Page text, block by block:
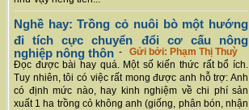
Nghề hay: Trồng cỏ nuôi bò một hướng
đi tích cực chuyển đổi cơ cấu nông
nghiệp nông thôn - Gửi bởi: Phạm Thị Thuỳ
Đọc được bài hay quá. Một số kiến thức rất bổ ích.
Tuy nhiên, tôi có việc rất mong được anh hỗ trợ: Anh
có định mức nào, hay kinh nghiệm về chi phí sản
xuất 1 ha trồng cỏ không anh (giống, phân bón, nhận